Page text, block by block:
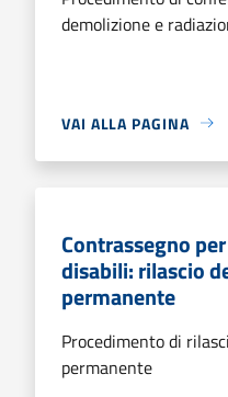
demolizione e
VAI ALLA PAGINA
Contrassegno
disabili: rilascio
permanente
Procedimento di
permanente